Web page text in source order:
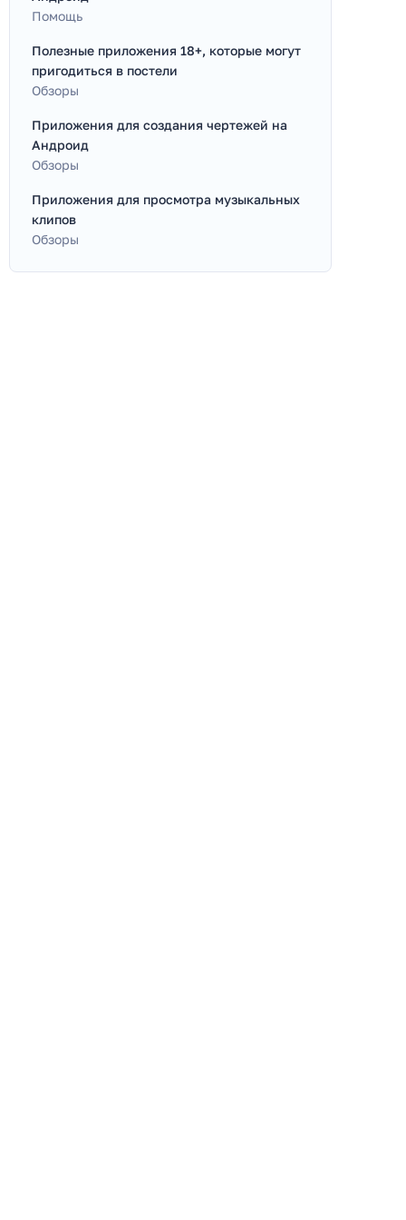
Помощь
Полезные приложения 18+, которые могут
пригодиться в постели
Обзоры
Приложения для создания чертежей на
Андроид
Обзоры
Приложения для просмотра музыкальных
клипов
Обзоры